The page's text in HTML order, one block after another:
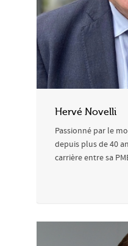
Hervé Novelli
Passionné par le
depuis plus de 40
carrière entre sa